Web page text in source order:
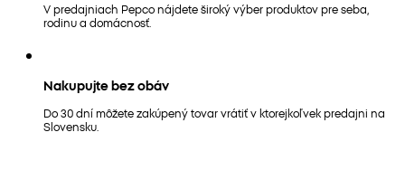
V predajniach Pepco nájdete široký výber produktov pre seba,
rodinu a domácnosť.
Nakupujte bez obáv
Do 30 dní môžete zakúpený tovar vrátiť v ktorejkoľvek predajni na
Slovensku.